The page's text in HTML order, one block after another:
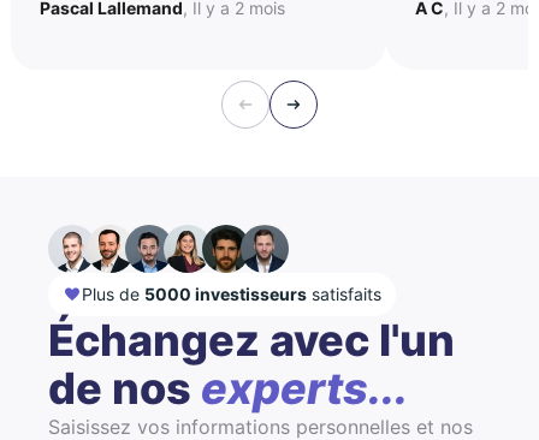
Pascal Lallemand, Il y a 2 mois A C, Il y a 2
Plus de 5000 investisseurs satisfaits
Échangez avec l'un
de nos experts...
Saisissez vos informations personnelles et nos